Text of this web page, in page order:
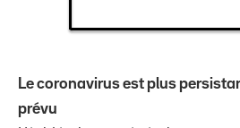
Le coronavirus est plus
prévu